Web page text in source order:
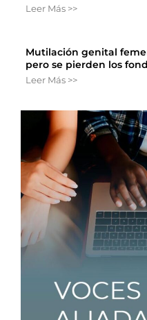
Leer Más >>
Mutilación genital
pero se pierden los
Leer Más >>